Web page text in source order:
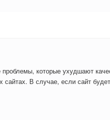
которые ухудшают
В случае, если сайт